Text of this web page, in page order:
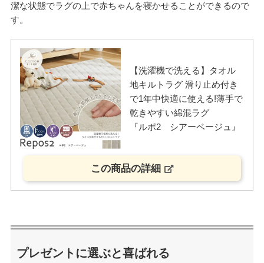
潔な状態でラグの上で赤ちゃんを寝かせることができるので
す。
【洗濯機で洗える】タオル
地キルトラグ 滑り止め付き
で1年中快適に使える!薄手で
乾きやすい綿混ラグ
『ルポ2 シアーベージュ』
この商品の詳細
プレゼントに選ぶと喜ばれる